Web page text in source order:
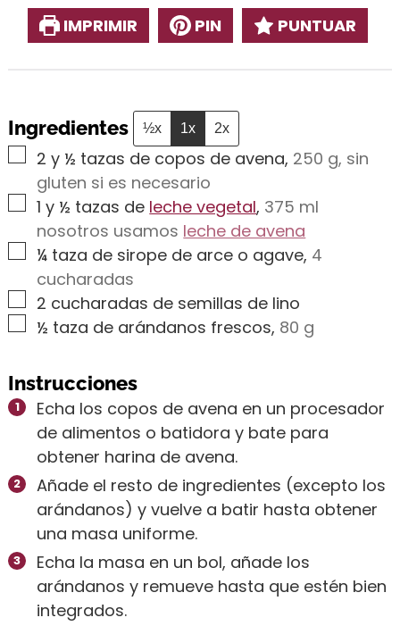
IMPRIMIR PIN PUNTUAR
Ingredientes ½x 1x 2x
▢
2 y ½ tazas de copos de avena, 250 g, sin
gluten si es necesario
▢1 y ½ tazas de leche vegetal, 375 ml
nosotros usamos leche de avena
▢
¼ taza de sirope de arce o agave, 4
cucharadas
▢
2 cucharadas de semillas de lino
▢
½ taza de arándanos frescos, 80 g
Instrucciones
Echa los copos de avena en un procesador
de alimentos o batidora y bate para
obtener harina de avena.
Añade el resto de ingredientes (excepto los
arándanos) y vuelve a batir hasta obtener
una masa uniforme.
Echa la masa en un bol, añade los
arándanos y remueve hasta que estén bien
integrados.